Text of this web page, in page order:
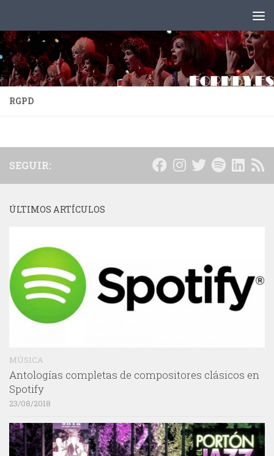
RGPD
SEGUIR:
ÚLTIMOS ARTÍCULOS
MÚSICA
Antologías completas de compositores clásicos en
Spotify
23/08/2018